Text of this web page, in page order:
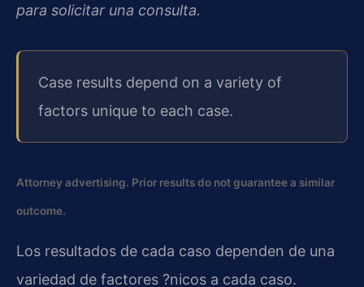
para solicitar una consulta.
Case results depend on a variety of
factors unique to each case.
Attorney advertising. Prior results do not guarantee a similar
outcome.
Los resultados de cada caso dependen de una
variedad de factores ?nicos a cada caso.